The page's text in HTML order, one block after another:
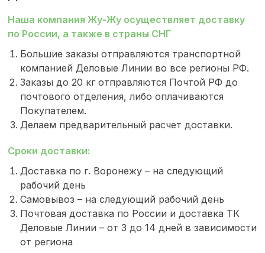
Наша компания Жу-Жу осуществляет доставку
по России, а также в страны СНГ
Большие заказы отправляются транспортной
компанией Деловые Линии во все регионы РФ.
Заказы до 20 кг отправляются Почтой РФ до
почтового отделения, либо оплачиваются
Покупателем.
Делаем предварительный расчет доставки.
Сроки доставки:
Доставка по г. Воронежу – на следующий
рабочий день
Самовывоз – на следующий рабочий день
Почтовая доставка по России и доставка ТК
Деловые Линии – от 3 до 14 дней в зависимости
от региона